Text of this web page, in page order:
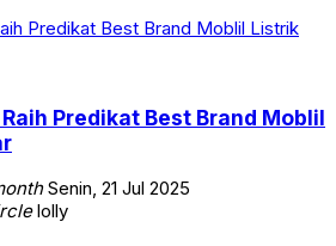
Predikat Best Brand Moblil
Senin, 21 Jul 2025
lolly